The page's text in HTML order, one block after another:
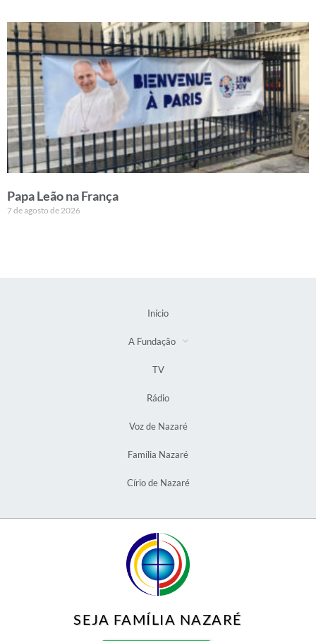
Papa Leão na França
7 de agosto de 2026
Início
A Fundação
TV
Rádio
Voz de Nazaré
Família Nazaré
Círio de Nazaré
SEJA FAMÍLIA NAZARÉ